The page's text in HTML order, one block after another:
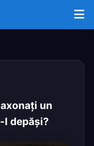
un
l depăşi?